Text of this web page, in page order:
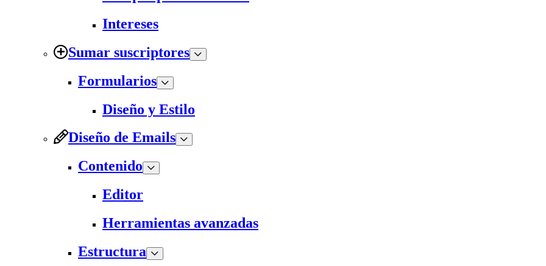
Intereses
Sumar suscriptores
Formularios
Diseño y Estilo
Diseño de Emails
Contenido
Editor
Herramientas avanzadas
Estructura